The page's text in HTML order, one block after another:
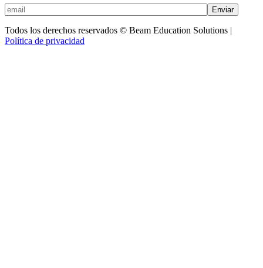
Enviar
Todos los derechos reservados © Beam Education Solutions |
Política de privacidad